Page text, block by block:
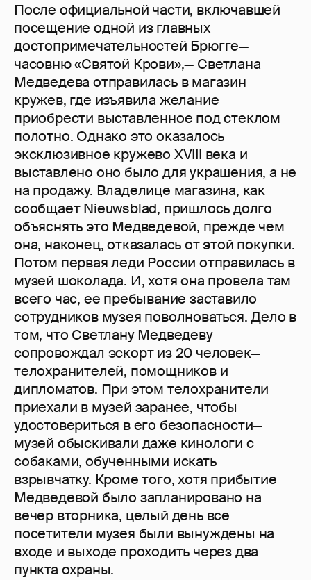
После официальной части, включавшей
посещение одной из главных
достопримечательностей Брюгге—
часовню «Святой Крови»,— Светлана
Медведева отправилась в магазин
кружев, где изъявила желание
приобрести выставленное под стеклом
полотно. Однако это оказалось
эксклюзивное кружево XVIII века и
выставлено оно было для украшения, а не
на продажу. Владелице магазина, как
сообщает Nieuwsblad, пришлось долго
объяснять это Медведевой, прежде чем
она, наконец, отказалась от этой покупки.
Потом первая леди России отправилась в
музей шоколада. И, хотя она провела там
всего час, ее пребывание заставило
сотрудников музея поволноваться. Дело в
том, что Светлану Медведеву
сопровождал эскорт из 20 человек—
телохранителей, помощников и
дипломатов. При этом телохранители
приехали в музей заранее, чтобы
удостовериться в его безопасности—
музей обыскивали даже кинологи с
собаками, обученными искать
взрывчатку. Кроме того, хотя прибытие
Медведевой было запланировано на
вечер вторника, целый день все
посетители музея были вынуждены на
входе и выходе проходить через два
пункта охраны.